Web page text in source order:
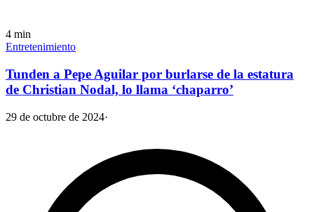
4 min
Entretenimiento
Tunden a Pepe Aguilar por burlarse de la estatura
de Christian Nodal, lo llama ‘chaparro’
29 de octubre de 2024·